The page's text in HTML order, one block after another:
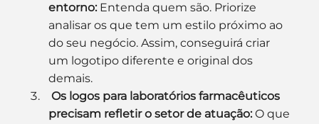
entorno: Entenda quem são. Priorize
analisar os que tem um estilo próximo ao
do seu negócio. Assim, conseguirá criar
um logotipo diferente e original dos
demais.
Os logos para laboratórios farmacêuticos
precisam refletir o setor de atuação: O que